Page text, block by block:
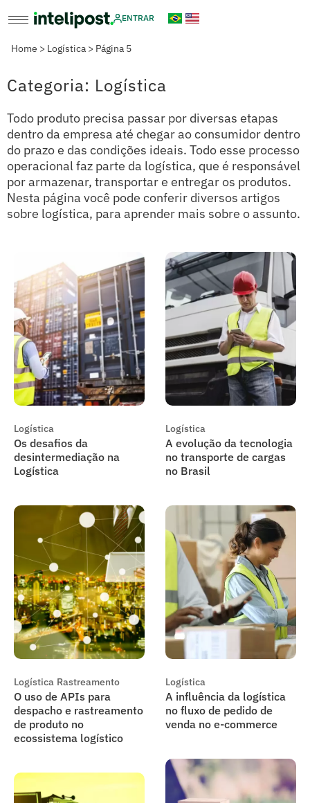
ENTRAR
Home > Logística > Página 5
Categoria: Logística
Todo produto precisa passar por diversas etapas
dentro da empresa até chegar ao consumidor dentro
do prazo e das condições ideais. Todo esse processo
operacional faz parte da logística, que é responsável
por armazenar, transportar e entregar os produtos.
Nesta página você pode conferir diversos artigos
sobre logística, para aprender mais sobre o assunto.
Logística
Os desafios da
desintermediação na
Logística
Logística
A evolução da tecnologia
no transporte de cargas
no Brasil
Logística Rastreamento
O uso de APIs para
despacho e rastreamento
de produto no
ecossistema logístico
Logística
A influência da logística
no fluxo de pedido de
venda no e-commerce